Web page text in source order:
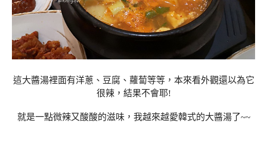
這大醬湯裡面有洋蔥、豆腐、蘿蔔等等，本來看外觀還以為它
很辣，結果不會耶!
就是一點微辣又酸酸的滋味，我越來越愛韓式的大醬湯了~~